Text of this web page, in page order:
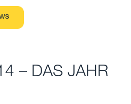
– DAS JAHR